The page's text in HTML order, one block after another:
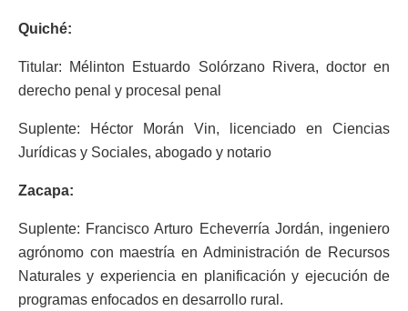
Quiché:
Titular: Mélinton Estuardo Solórzano Rivera, doctor en
derecho penal y procesal penal
Suplente: Héctor Morán Vin, licenciado en Ciencias
Jurídicas y Sociales, abogado y notario
Zacapa:
Suplente: Francisco Arturo Echeverría Jordán, ingeniero
agrónomo con maestría en Administración de Recursos
Naturales y experiencia en planificación y ejecución de
programas enfocados en desarrollo rural.